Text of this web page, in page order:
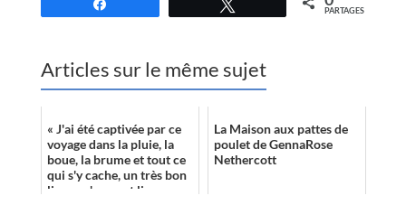
PARTAGES
Articles sur le même sujet
« J'ai été captivée par ce
voyage dans la pluie, la
boue, la brume et tout ce
qui s'y cache, un très bon
livre qu'on peut lire un
La Maison aux pattes de
poulet de GennaRose
Nethercott